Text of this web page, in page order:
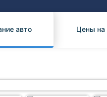
Subaru
авто Цены на